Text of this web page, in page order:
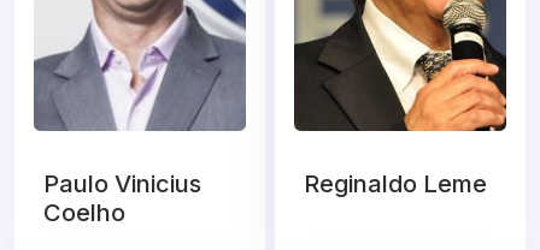
Paulo Vinicius
Coelho
Reginaldo Leme